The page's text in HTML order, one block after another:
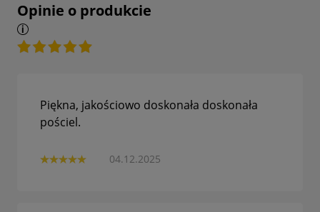
Opinie o produkcie
04.12.2025
Piękna, jakościowo doskonała doskonała
pościel.